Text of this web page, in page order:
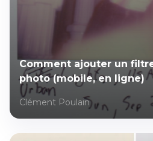
Comment ajouter un
photo (mobile, en ligne)
Clément Poulain